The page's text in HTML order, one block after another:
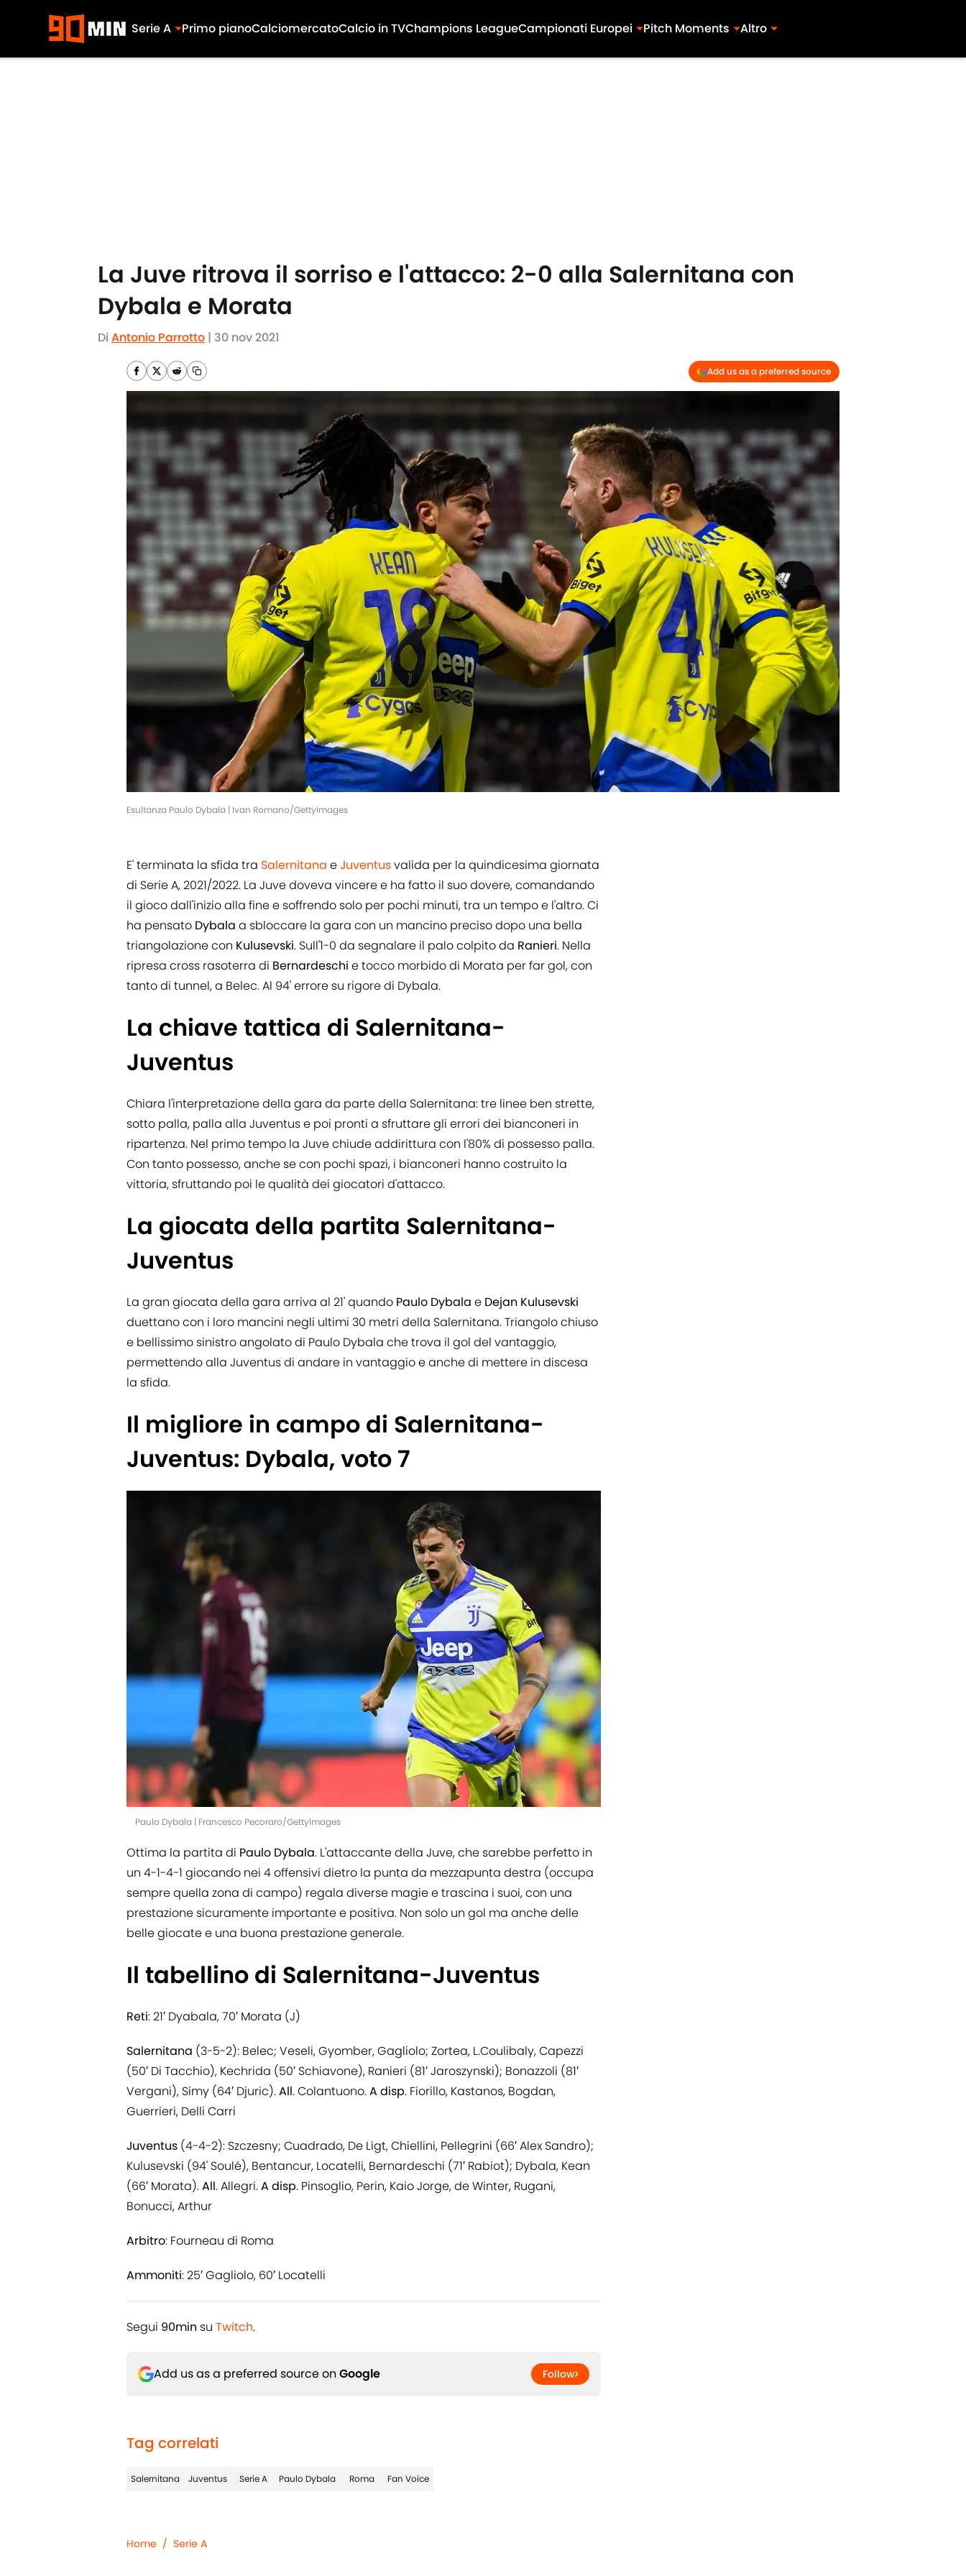
Serie A Primo pianoCalciomercatoCalcio in TVChampions LeagueCampionati Europei Pitch Moments Altro
La Juve ritrova il sorriso e l'attacco: 2-0 alla Salernitana con
Dybala e Morata
Di Antonio Parrotto | 30 nov 2021
Add us as a preferred source
Esultanza Paulo Dybala | Ivan Romano/GettyImages
E' terminata la sfida tra Salernitana eJuventusvalida per la quindicesima giornata
di Serie A, 2021/2022. La Juve doveva vincere e ha fatto il suo dovere, comandando
il gioco dall'inizio alla fine e soffrendo solo per pochi minuti, tra un tempo e l'altro. Ci
ha pensato Dybala a sbloccare la gara con un mancino preciso dopo una bella
triangolazione con Kulusevski. Sull'1-0 da segnalare il palo colpito da Ranieri. Nella
ripresa cross rasoterra di Bernardeschi e tocco morbido di Morata per far gol, con
tanto di tunnel, a Belec. Al 94' errore su rigore di Dybala.
La chiave tattica di Salernitana-
Juventus
Chiara l'interpretazione della gara da parte della Salernitana: tre linee ben strette,
sotto palla, palla alla Juventus e poi pronti a sfruttare gli errori dei bianconeri in
ripartenza. Nel primo tempo la Juve chiude addirittura con l'80% di possesso palla.
Con tanto possesso, anche se con pochi spazi, i bianconeri hanno costruito la
vittoria, sfruttando poi le qualità dei giocatori d'attacco.
La giocata della partita Salernitana-
Juventus
La gran giocata della gara arriva al 21' quando Paulo Dybala e Dejan Kulusevski
duettano con i loro mancini negli ultimi 30 metri della Salernitana. Triangolo chiuso
e bellissimo sinistro angolato di Paulo Dybala che trova il gol del vantaggio,
permettendo alla Juventus di andare in vantaggio e anche di mettere in discesa
la sfida.
Il migliore in campo di Salernitana-
Juventus: Dybala, voto 7
Paulo Dybala | Francesco Pecoraro/GettyImages
Ottima la partita di Paulo Dybala. L'attaccante della Juve, che sarebbe perfetto in
un 4-1-4-1 giocando nei 4 offensivi dietro la punta da mezzapunta destra (occupa
sempre quella zona di campo) regala diverse magie e trascina i suoi, con una
prestazione sicuramente importante e positiva. Non solo un gol ma anche delle
belle giocate e una buona prestazione generale.
Il tabellino di Salernitana-Juventus
Reti: 21′ Dyabala, 70′ Morata (J)
Salernitana (3-5-2): Belec; Veseli, Gyomber, Gagliolo; Zortea, L.Coulibaly, Capezzi
(50′ Di Tacchio), Kechrida (50′ Schiavone), Ranieri (81′ Jaroszynski); Bonazzoli (81′
Vergani), Simy (64′ Djuric).All. Colantuono.A disp. Fiorillo, Kastanos, Bogdan,
Guerrieri, Delli Carri
Juventus (4-4-2): Szczesny; Cuadrado, De Ligt, Chiellini, Pellegrini (66′ Alex Sandro);
Kulusevski (94' Soulé), Bentancur, Locatelli, Bernardeschi (71′ Rabiot); Dybala, Kean
(66′ Morata).All. Allegri.A disp. Pinsoglio, Perin, Kaio Jorge, de Winter, Rugani,
Bonucci, Arthur
Arbitro: Fourneau di Roma
Ammoniti: 25′ Gagliolo, 60′ Locatelli
Segui 90min su Twitch.
Add us as a preferred source on Google Follow
Tag correlati
Salernitana Juventus Serie A Paulo Dybala Roma Fan Voice
Home / Serie A